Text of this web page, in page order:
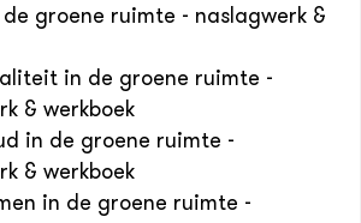
groene ruimte - naslagwerk &
in de groene ruimte -
& werkboek
in de groene ruimte -
& werkboek
in de groene ruimte -